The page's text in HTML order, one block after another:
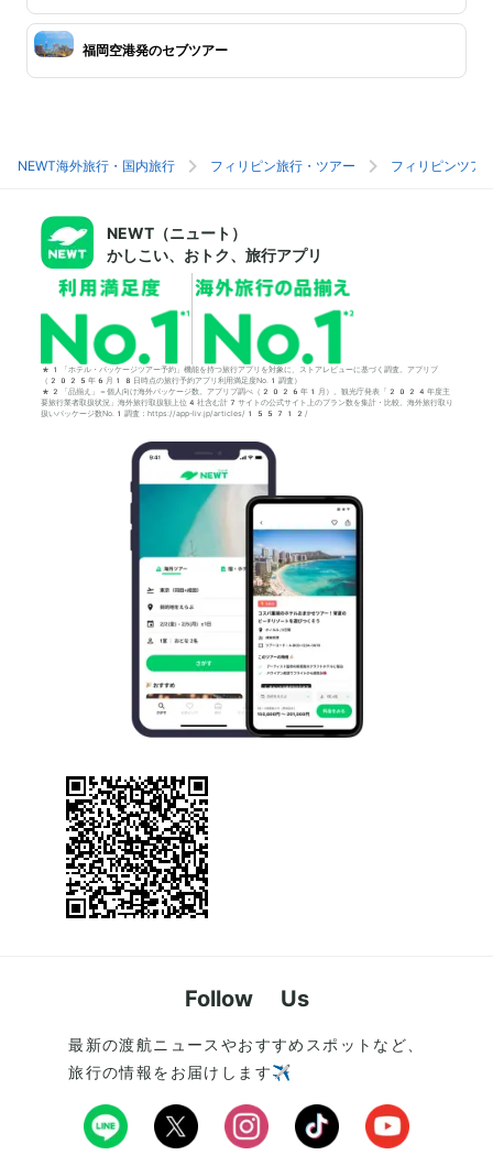
福岡空港発のセブツアー
NEWT海外旅行・国内旅行 フィリピン旅行・ツアー フィリピンツア
NEWT（ニュート）
かしこい、おトク、旅行アプリ
*1「ホテル・パッケージツアー予約」機能を持つ旅行アプリを対象に、ストアレビューに基づく調査。アプリブ
（2025年6月18日時点の旅行予約アプリ利用満足度No.1調査）
*2「品揃え」＝個人向け海外パッケージ数。アプリブ調べ（2026年1月）。観光庁発表「2024年度主
要旅行業者取扱状況」海外旅行取扱額上位4社含む計7サイトの公式サイト上のプラン数を集計・比較。海外旅行取り
扱いパッケージ数No.1調査：https://app-liv.jp/articles/155712/
Follow Us
最新の渡航ニュースやおすすめスポットなど、
旅行の情報をお届けします✈️